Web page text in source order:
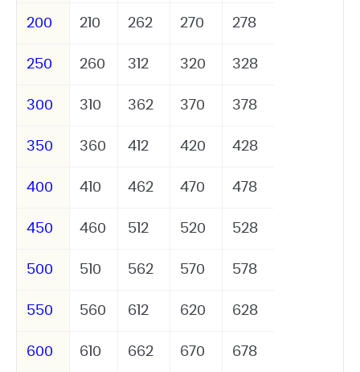
200 210 262 270 278
250 260 312 320 328
300 310 362 370 378
350 360 412 420 428
400 410 462 470 478
450 460 512 520 528
500 510 562 570 578
550 560 612 620 628
600 610 662 670 678